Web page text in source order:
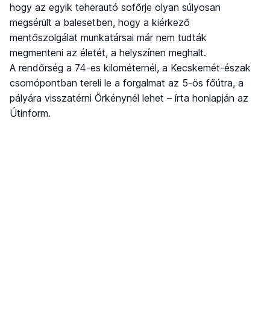
hogy az egyik teherautó sofőrje olyan súlyosan
megsérült a balesetben, hogy a kiérkező
mentőszolgálat munkatársai már nem tudták
megmenteni az életét, a helyszínen meghalt.
A rendőrség a 74-es kilométernél, a Kecskemét-észak
csomópontban tereli le a forgalmat az 5-ös főútra, a
pályára visszatérni Örkénynél lehet – írta honlapján az
Útinform.